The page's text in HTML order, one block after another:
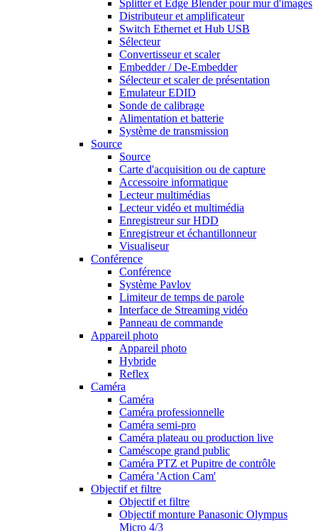
Splitter et Edge Blender pour mur d'images
Distributeur et amplificateur
Switch Ethernet et Hub USB
Sélecteur
Convertisseur et scaler
Embedder / De-Embedder
Sélecteur et scaler de présentation
Emulateur EDID
Sonde de calibrage
Alimentation et batterie
Système de transmission
Source
Source
Carte d'acquisition ou de capture
Accessoire informatique
Lecteur multimédias
Lecteur vidéo et multimédia
Enregistreur sur HDD
Enregistreur et échantillonneur
Visualiseur
Conférence
Conférence
Système Pavlov
Limiteur de temps de parole
Interface de Streaming vidéo
Panneau de commande
Appareil photo
Appareil photo
Hybride
Reflex
Caméra
Caméra
Caméra professionnelle
Caméra semi-pro
Caméra plateau ou production live
Caméscope grand public
Caméra PTZ et Pupitre de contrôle
Caméra 'Action Cam'
Objectif et filtre
Objectif et filtre
Objectif monture Panasonic Olympus
Micro 4/3